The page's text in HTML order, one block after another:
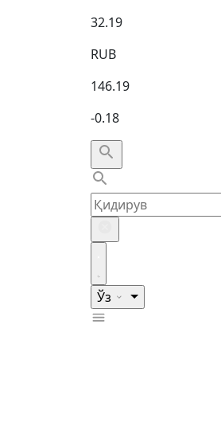
32.19
RUB
146.19
-0.18
Ўз